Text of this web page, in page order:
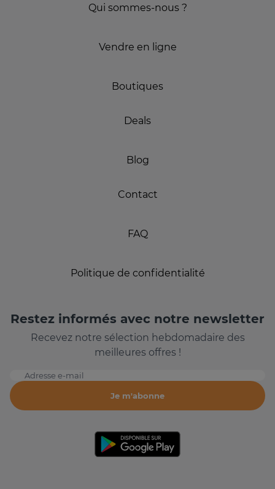
Qui sommes-nous ?
Vendre en ligne
Boutiques
Deals
Blog
Contact
FAQ
Politique de confidentialité
Restez informés avec notre newsletter
Recevez notre sélection hebdomadaire des
meilleures offres !
Adresse e-mail
Je m'abonne